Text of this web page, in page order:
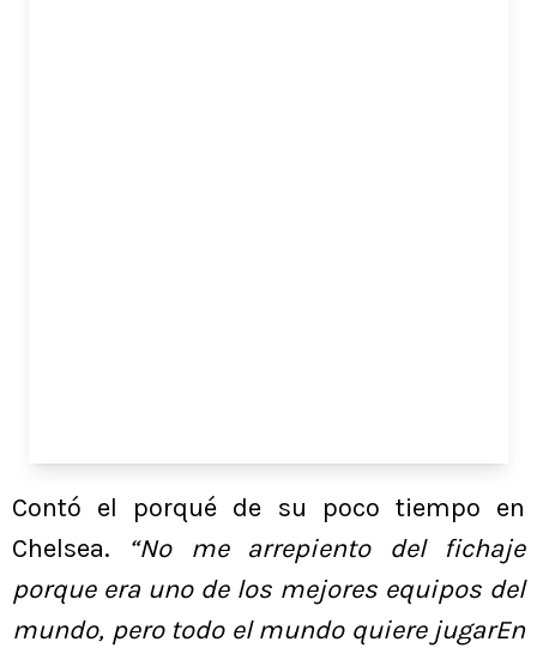
Contó el porqué de su poco tiempo en
Chelsea. “No me arrepiento del fichaje
porque era uno de los mejores equipos del
mundo, pero todo el mundo quiere jugarEn